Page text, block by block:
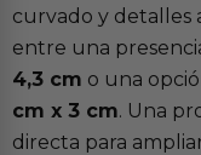
curvado y detalles
entre una
4,3 cm o una
cm x 3 cm. Una
directa para